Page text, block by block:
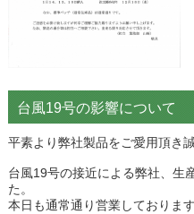
台風19号の影響について
平素より弊社製品をご愛用頂き
台風19号の接近による弊社、生
た。
本日も通常通り営業しております